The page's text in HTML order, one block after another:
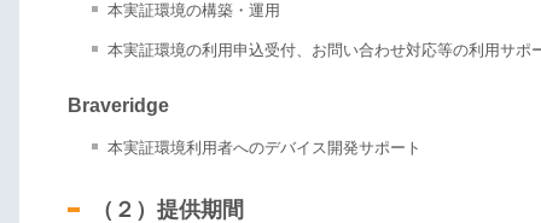
本実証環境の構築・運用
本実証環境の利用申込受付、お問い合わせ対応等の利用サポ
Braveridge
本実証環境利用者へのデバイス開発サポート
（２）提供期間